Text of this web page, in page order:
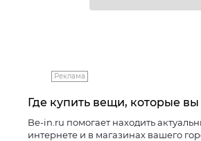
Реклама
Где купить вещи, которые
Be-in.ru помогает находить
интернете и в магазинах вашего